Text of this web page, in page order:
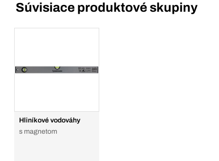
Súvisiace produktové skupiny
Hliníkové vodováhy
s magnetom